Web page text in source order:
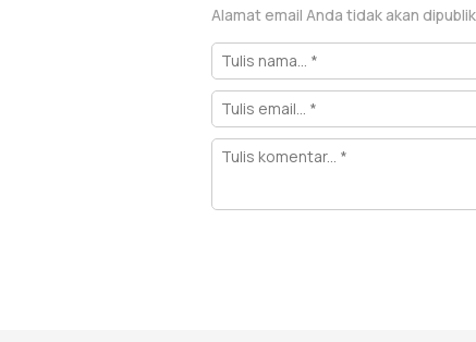
Alamat email Anda tidak akan